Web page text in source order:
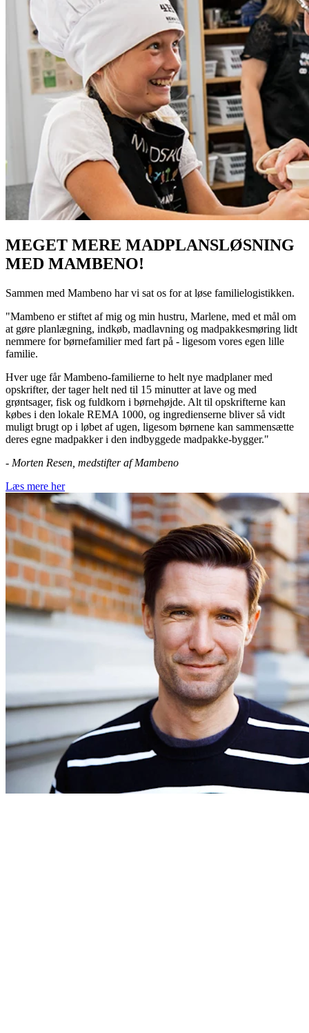
MEGET MERE MADPLANSLØSNING
MED MAMBENO!
Sammen med Mambeno har vi sat os for at løse familielogistikken.
"Mambeno er stiftet af mig og min hustru, Marlene, med et mål om
at gøre planlægning, indkøb, madlavning og madpakkesmøring lidt
nemmere for børnefamilier med fart på - ligesom vores egen lille
familie.
Hver uge får Mambeno-familierne to helt nye madplaner med
opskrifter, der tager helt ned til 15 minutter at lave og med
grøntsager, fisk og fuldkorn i børnehøjde. Alt til opskrifterne kan
købes i den lokale REMA 1000, og ingredienserne bliver så vidt
muligt brugt op i løbet af ugen, ligesom børnene kan sammensætte
deres egne madpakker i den indbyggede madpakke-bygger."
- Morten Resen, medstifter af Mambeno
Læs mere her